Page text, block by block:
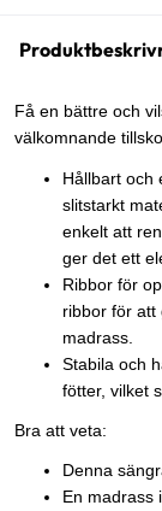
Få en bättre och
välkomnande
Hållbart och
slitstarkt
enkelt att
ger det ett
Ribbor för
ribbor för att
madrass.
Stabila och
fötter, vilket
Bra att veta:
Denna
En madrass